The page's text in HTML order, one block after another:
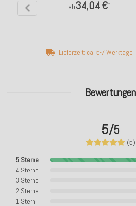
Bewertungen
5/5
(5)
5 Sterne
4 Sterne
3 Sterne
2 Sterne
1 Stern
ab34,04 €*
Lieferzeit: ca. 5-7 Werktage